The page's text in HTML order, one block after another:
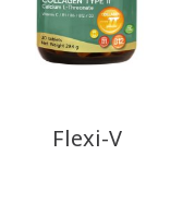
Flexi-V